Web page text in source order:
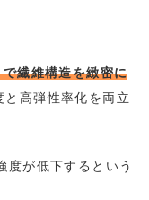
繊維構造を緻密に
と高弾性率化を両立
度が低下するという